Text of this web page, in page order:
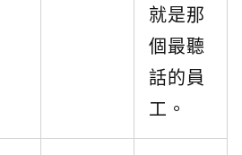
就是那
個最聽
話的員
工。